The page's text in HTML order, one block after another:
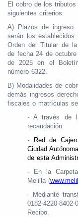
El cobro de los
siguientes criterios:
A) Plazos de
serán los
Orden del Titular de la
de fecha 24 de
de 2025 en el
número 6322.
B) Modalidades de
demás ingresos
fiscales o matrículas
- A través de
recaudación.
-
Red de
Ciudad
de esta
- En la
Melilla (
- Mediante
0182-4220-
Recibo.